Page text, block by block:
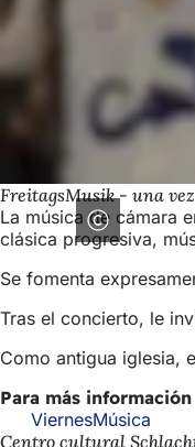
FreitagsMusik - una
La música de cámara
clásica progresiva,
Se fomenta
Tras el concierto, le
Como antigua iglesia,
Para más información
ViernesMúsica
abre
Centro cultural